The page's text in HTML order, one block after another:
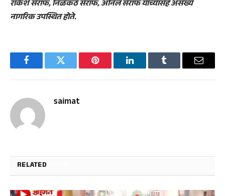
राकेश सराफ, निळकंठ सराफ, अनिल सराफ यांच्यासह असंख्य
नागरिक उपस्थित होते.
FacebookTwitter Pinterest LinkedInTumblr Email
saimat
RELATED